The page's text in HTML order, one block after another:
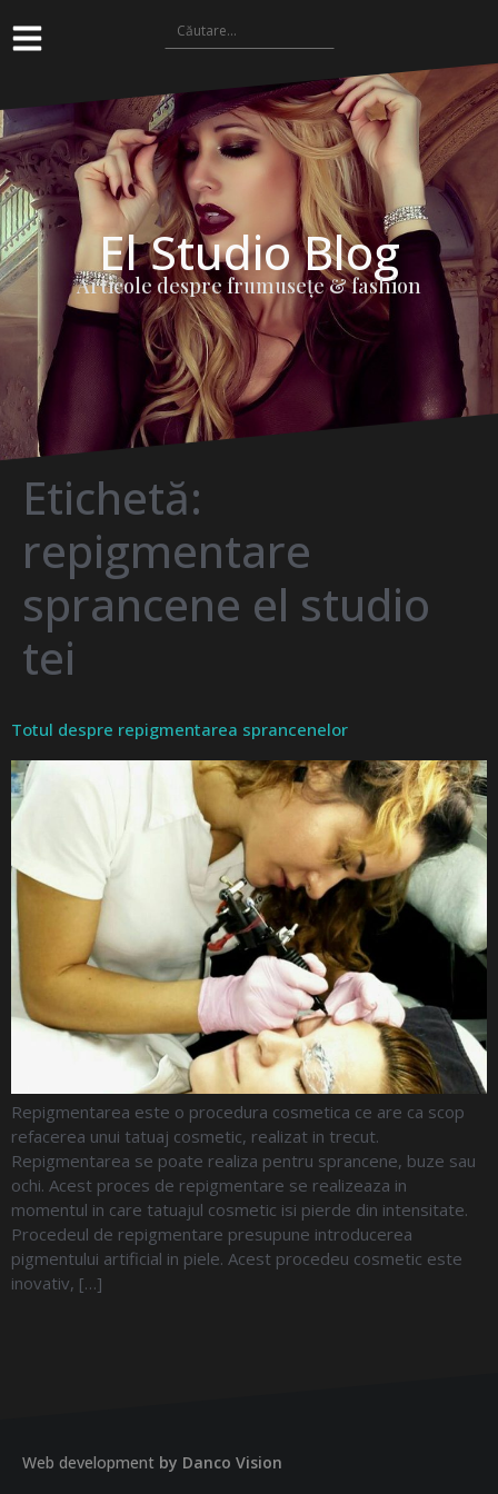
El Studio Blog
Articole despre frumuseţe & fashion
Etichetă:
repigmentare
sprancene el studio
tei
Totul despre repigmentarea sprancenelor
Repigmentarea este o procedura cosmetica ce are ca scop
refacerea unui tatuaj cosmetic, realizat in trecut.
Repigmentarea se poate realiza pentru sprancene, buze sau
ochi. Acest proces de repigmentare se realizeaza in
momentul in care tatuajul cosmetic isi pierde din intensitate.
Procedeul de repigmentare presupune introducerea
pigmentului artificial in piele. Acest procedeu cosmetic este
inovativ, […]
Web development by Danco Vision